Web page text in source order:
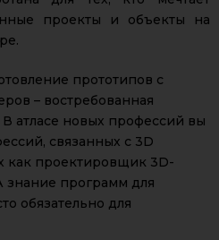
проекты и объекты на
прототипов с
– востребованная
атласе новых профессий вы
связанных с 3D
как проектировщик 3D-
знание программ для
обязательно для